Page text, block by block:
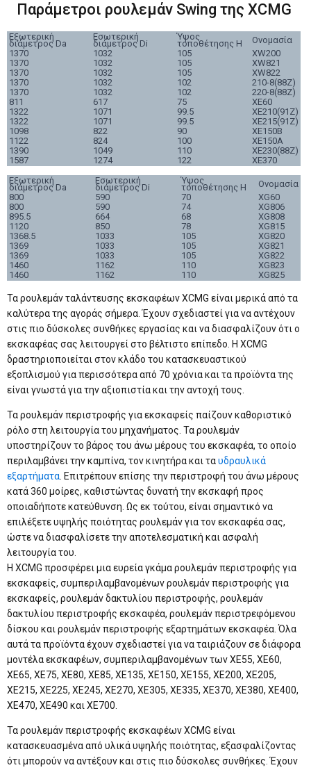
Παράμετροι ρουλεμάν Swing της XCMG
Εξωτερική
διάμετρος Da
Εσωτερική
διάμετρος Di
Ύψος
τοποθέτησης H
Ονομασία
1370
1032 105
XW200
1370
1032 105
XW821
1370
1032 105
XW822
1370
1032 102
210-8(88Z)
1370
1032 102
220-8(88Z)
811
617 75
XE60
1322
1071 99.5
XE210(91Z)
1322
1071 99.5
XE215(91Z)
1098
822 90
XE150B
1122
824 100
XE150A
1390
1049 110
XE230(88Z)
1587
1274 122
XE370
Εξωτερική
διάμετρος Da
Εσωτερική
διάμετρος Di
Ύψος
τοποθέτησης H
Ονομασία
800
590 70
XG60
800
590 74
XG806
895.5
664 68
XG808
1120
850 78
XG815
1368.5
1033 105
XG820
1369
1033 105
XG821
1369
1033 105
XG822
1460
1162 110
XG823
1460
1162 110 XG825
Τα ρουλεμάν ταλάντευσης εκσκαφέων XCMG είναι μερικά από τα
καλύτερα της αγοράς σήμερα. Έχουν σχεδιαστεί για να αντέχουν
στις πιο δύσκολες συνθήκες εργασίας και να διασφαλίζουν ότι ο
εκσκαφέας σας λειτουργεί στο βέλτιστο επίπεδο. Η XCMG
δραστηριοποιείται στον κλάδο του κατασκευαστικού
εξοπλισμού για περισσότερα από 70 χρόνια και τα προϊόντα της
είναι γνωστά για την αξιοπιστία και την αντοχή τους.
Τα ρουλεμάν περιστροφής για εκσκαφείς παίζουν καθοριστικό
ρόλο στη λειτουργία του μηχανήματος. Τα ρουλεμάν
υποστηρίζουν το βάρος του άνω μέρους του εκσκαφέα, το οποίο
περιλαμβάνει την καμπίνα, τον κινητήρα και ταυδραυλικά
εξαρτήματα. Επιτρέπουν επίσης την περιστροφή του άνω μέρους
κατά 360 μοίρες, καθιστώντας δυνατή την εκσκαφή προς
οποιαδήποτε κατεύθυνση. Ως εκ τούτου, είναι σημαντικό να
επιλέξετε υψηλής ποιότητας ρουλεμάν για τον εκσκαφέα σας,
ώστε να διασφαλίσετε την αποτελεσματική και ασφαλή
λειτουργία του.
Η XCMG προσφέρει μια ευρεία γκάμα ρουλεμάν περιστροφής για
εκσκαφείς, συμπεριλαμβανομένων ρουλεμάν περιστροφής για
εκσκαφείς, ρουλεμάν δακτυλίου περιστροφής, ρουλεμάν
δακτυλίου περιστροφής εκσκαφέα, ρουλεμάν περιστρεφόμενου
δίσκου και ρουλεμάν περιστροφής εξαρτημάτων εκσκαφέα. Όλα
αυτά τα προϊόντα έχουν σχεδιαστεί για να ταιριάζουν σε διάφορα
μοντέλα εκσκαφέων, συμπεριλαμβανομένων των XE55, XE60,
XE65, XE75, XE80, XE85, XE135, XE150, XE155, XE200, XE205,
XE215, XE225, XE245, XE270, XE305, XE335, XE370, XE380, XE400,
XE470, XE490 και XE700.
Τα ρουλεμάν περιστροφής εκσκαφέων XCMG είναι
κατασκευασμένα από υλικά υψηλής ποιότητας, εξασφαλίζοντας
ότι μπορούν να αντέξουν και στις πιο δύσκολες συνθήκες. Έχουν